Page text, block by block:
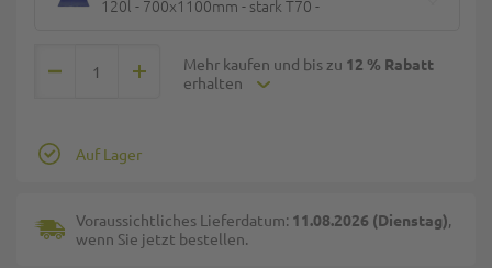
120l - 700x1100mm - stark T70 -
Mehr kaufen und bis zu 12 % Rabatt
erhalten
Auf Lager
Voraussichtliches Lieferdatum: 11.08.2026 (Dienstag),
wenn Sie jetzt bestellen.